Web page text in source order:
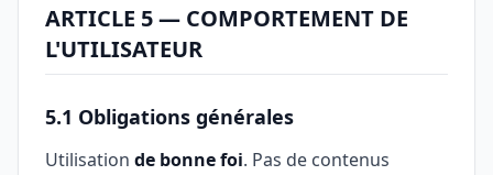
ARTICLE 5 — COMPORTEMENT DE
L'UTILISATEUR
5.1 Obligations générales
Utilisation de bonne foi. Pas de contenus